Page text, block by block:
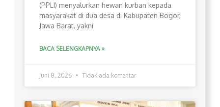
(PPLI) menyalurkan hewan kurban kepada
masyarakat di dua desa di Kabupaten Bogor,
Jawa Barat, yakni
BACA SELENGKAPNYA »
Juni 8, 2026 Tidak ada komentar